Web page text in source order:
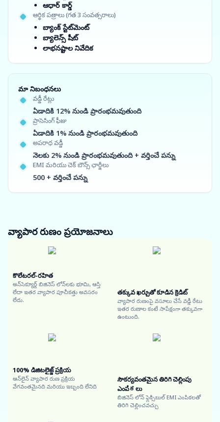
ఆధార్ కార్డ్
ఆర్థిక పత్రాలు (గత 3 సంవత్సరాలు)
బ్యాంక్ స్టేట్‌మెంట్
బ్యాలెన్స్ షీట్
లాభనష్టాల నివేదిక
మా నిబంధనలు
వడ్డీ రేట్లు
ఏడాదికి 12% నుండి ప్రారంభమవుతుంది
ప్రాసెసింగ్ ఫీజు
ఏడాదికి 1% నుండి ప్రారంభమవుతుంది
అపరాధ వడ్డీ
నెలకు 2% నుండి ప్రారంభమవుతుంది + వర్తించే పన్ను
EMI మరియు చెక్ బౌన్స్ ఛార్జీలు
500 + వర్తించే పన్ను
వ్యాపార రుణంప్రయోజనాలు
కొలేటరల్-రహిత
అన్‌సెక్యూర్డ్ బిజినెస్ లోన్‌లకు భూమి, ఆస్తి
లేదా ఇతర వ్యాపార పూచీకత్తు అవసరం
లేదు.
తక్కువ ఖర్చుతో కూడిన క్రెడిట్
వ్యాపార రుణంపై వసూలు చేసే వడ్డీ రేటు
ఇతర రుణాల కంటే సాపేక్షంగా తక్కువగా
ఉంటుంది.
100% డిజిటలైజ్డ్ ప్రక్రియ
ఆన్‌లైన్ వ్యాపార రుణ ప్రక్రియ
వేగవంతమైనది మరియు ఇబ్బంది లేనిది
సౌకర్యవంతమైన తిరిగి చెల్లింపు
ఎంపಿಕలు
బిజినెస్ లోన్ ఫ్లెక్సిబుల్ EMI ఎంపికలతో
తిరిగి చెల్లించవచ్చు